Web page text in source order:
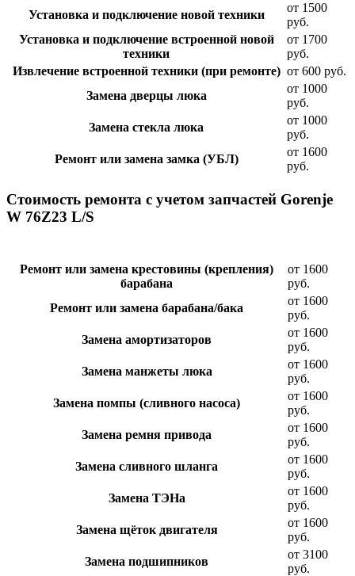
Установка и подключение новой техники
от 1500
руб.
Установка и подключение встроенной новой
техники
от 1700
руб.
Извлечение встроенной техники (при ремонте) от 600 руб.
Замена дверцы люка
от 1000
руб.
Замена стекла люка
от 1000
руб.
Ремонт или замена замка (УБЛ)
от 1600
руб.
Стоимость ремонта с учетом запчастей Gorenje
W 76Z23 L/S
Ремонт или замена крестовины (крепления)
барабана
от 1600
руб.
Ремонт или замена барабана/бака
от 1600
руб.
Замена амортизаторов
от 1600
руб.
Замена манжеты люка
от 1600
руб.
Замена помпы (сливного насоса)
от 1600
руб.
Замена ремня привода
от 1600
руб.
Замена сливного шланга
от 1600
руб.
Замена ТЭНа
от 1600
руб.
Замена щёток двигателя
от 1600
руб.
Замена подшипников
от 3100
руб.